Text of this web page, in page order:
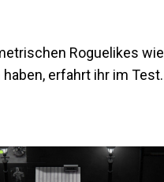
Roguelikes wie
erfahrt ihr im Test.